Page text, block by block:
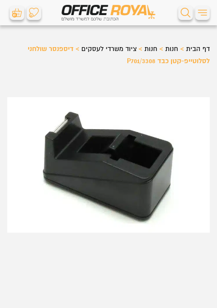
0 0
דף הבית > חנות > חנות > ציוד משרדי לעסקים > דיספנסר שולחני
לסלוטייפ-קטן כבד P701/3308